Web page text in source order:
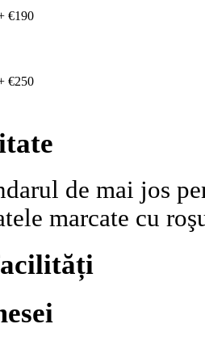
€190
€250
de mai jos
marcate cu